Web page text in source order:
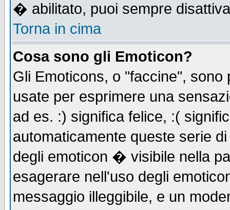
� abilitato, puoi sempre
Torna in cima
Cosa sono gli Emoticon?
Gli Emoticons, o "faccine",
usate per esprimere una
ad es. :) significa felice, :(
automaticamente queste serie
degli emoticon � visibile nella
esagerare nell'uso degli
messaggio illeggibile, e un